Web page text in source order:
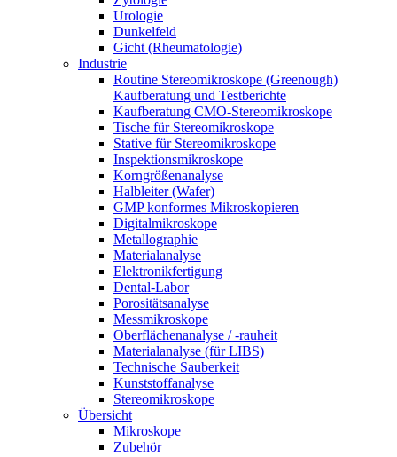
Urologie
Dunkelfeld
Gicht (Rheumatologie)
Industrie
Routine Stereomikroskope (Greenough)
Kaufberatung und Testberichte
Kaufberatung CMO-Stereomikroskope
Tische für Stereomikroskope
Stative für Stereomikroskope
Inspektionsmikroskope
Korngrößenanalyse
Halbleiter (Wafer)
GMP konformes Mikroskopieren
Digitalmikroskope
Metallographie
Materialanalyse
Elektronikfertigung
Dental-Labor
Porositätsanalyse
Messmikroskope
Oberflächenanalyse / -rauheit
Materialanalyse (für LIBS)
Technische Sauberkeit
Kunststoffanalyse
Stereomikroskope
Übersicht
Mikroskope
Zubehör